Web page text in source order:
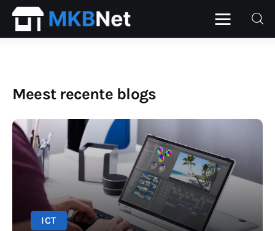
Home
Beurs
Financieel
ICT
Personeel
Meest recente blogs
ICT